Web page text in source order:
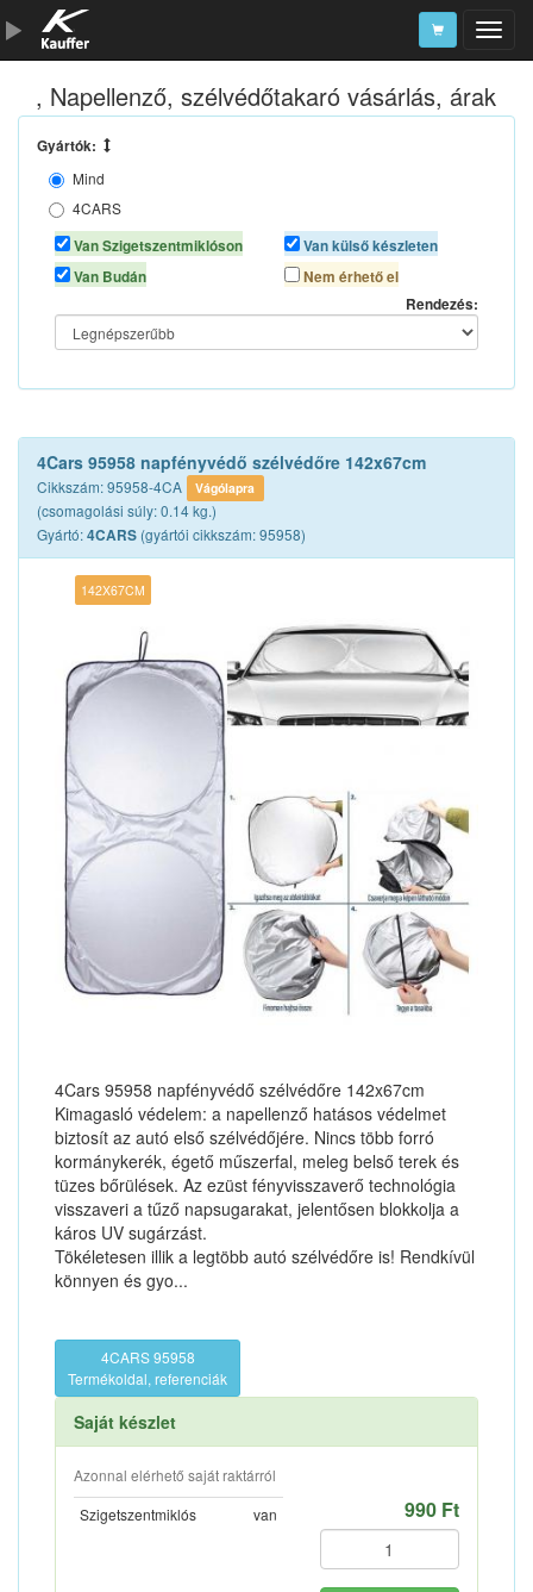
Szerszámkatalógus
Kosár
Alkatrészek
, Napellenző, szélvédőtakaró vásárlás, árak
Gyártók:
Mind
4CARS
AUTOLIFE
AUTOMAX
Van Szigetszentmiklóson
Van Budán
Van külső készleten
Nem érhető el
Rendezés:
4Cars 95958 napfényvédő szélvédőre 142x67cm
Cikkszám: 95958-4CA Vágólapra
(csomagolási súly: 0.14 kg.)
Gyártó:4CARS (gyártói cikkszám: 95958)
142X67CM
4Cars 95958 napfényvédő szélvédőre 142x67cm
Kimagasló védelem: a napellenző hatásos védelmet
biztosít az autó első szélvédőjére. Nincs több forró
kormánykerék, égető műszerfal, meleg belső terek és
tüzes bőrülések. Az ezüst fényvisszaverő technológia
visszaveri a tűző napsugarakat, jelentősen blokkolja a
káros UV sugárzást.
Tökéletesen illik a legtöbb autó szélvédőre is! Rendkívül
könnyen és gyo...
4CARS 95958
Termékoldal, referenciák
Saját készlet
Azonnal elérhető saját raktárról
Szigetszentmiklós
van 990 Ft